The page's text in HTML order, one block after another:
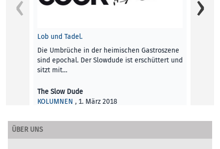
Lob und Tadel.
Die Umbrüche in der heimischen Gastroszene
sind epochal. Der Slowdude ist erschüttert und
sitzt mit…
The Slow Dude
KOLUMNEN , 1. März 2018
„Ist
Im afo
ÜBER UNS